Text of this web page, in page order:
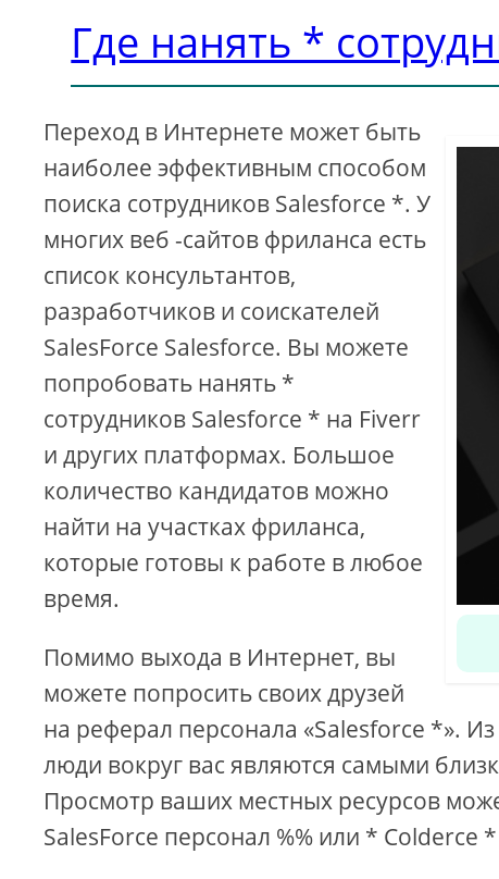
Где нанять *
Переход в Интернете может быть
наиболее эффективным способом
поиска сотрудников Salesforce *. У
многих веб -сайтов фриланса есть
список консультантов,
разработчиков и соискателей
SalesForce Salesforce. Вы можете
попробовать нанять *
сотрудников Salesforce * на Fiverr
и других платформах. Большое
количество кандидатов можно
найти на участках фриланса,
которые готовы к работе в любое
время.
Помимо выхода в Интернет, вы
можете попросить своих друзей
на реферал персонала «Salesforce *».
люди вокруг вас являются самыми
Просмотр ваших местных ресурсов
SalesForce персонал %% или * Colderce